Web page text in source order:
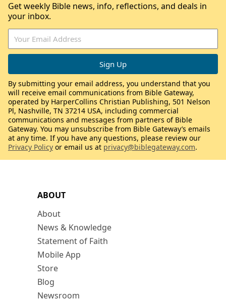
ABOUT
About
News & Knowledge
Statement of Faith
Mobile App
Store
Blog
Newsroom
Get weekly Bible news, info, reflections, and deals in
your inbox.
By submitting your email address, you understand that you
will receive email communications from Bible Gateway,
operated by HarperCollins Christian Publishing, 501 Nelson
Pl, Nashville, TN 37214 USA, including commercial
communications and messages from partners of Bible
Gateway. You may unsubscribe from Bible Gateway’s emails
at any time. If you have any questions, please review our
Privacy Policy or email us at privacy@biblegateway.com.